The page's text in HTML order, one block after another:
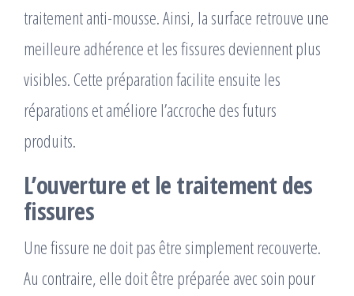
traitement anti-mousse. Ainsi, la surface retrouve une
meilleure adhérence et les fissures deviennent plus
visibles. Cette préparation facilite ensuite les
réparations et améliore l’accroche des futurs
produits.
L’ouverture et le traitement des
fissures
Une fissure ne doit pas être simplement recouverte.
Au contraire, elle doit être préparée avec soin pour